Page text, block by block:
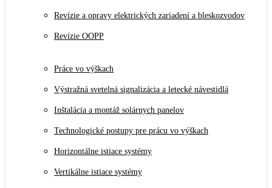
Revízie a opravy elektrických zariadení a bleskozvodov
Revízie OOPP
Práce vo výškach
Výstražná svetelná signalizácia a letecké návestidlá
Inštalácia a montáž solárnych panelov
Technologické postupy pre prácu vo výškach
Horizontálne istiace systémy
Vertikálne istiace systémy